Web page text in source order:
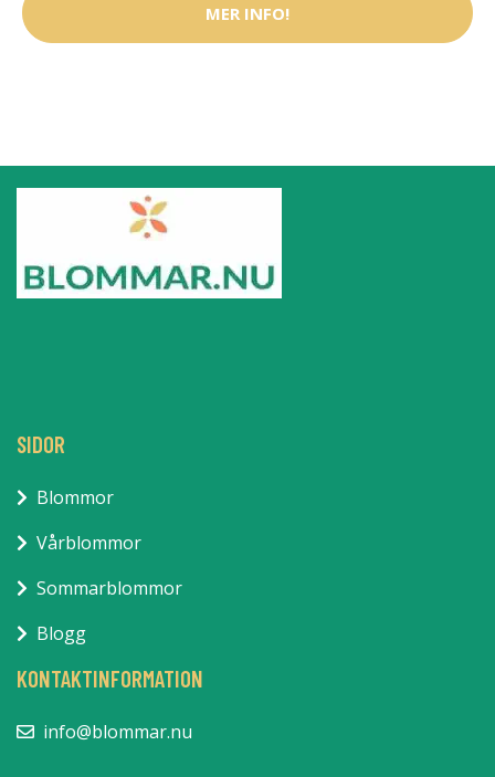
MER INFO!
SIDOR
Blommor
Vårblommor
Sommarblommor
Blogg
KONTAKTINFORMATION
info@blommar.nu